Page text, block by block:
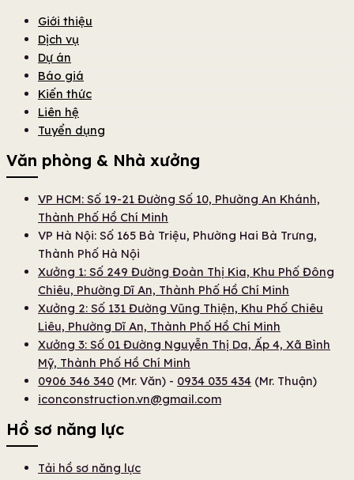
Giới thiệu
Dịch vụ
Dự án
Báo giá
Kiến thức
Liên hệ
Tuyển dụng
Văn phòng & Nhà xưởng
VP HCM: Số 19-21 Đường Số 10, Phường An Khánh,
Thành Phố Hồ Chí Minh
VP Hà Nội: Số 165 Bà Triệu, Phường Hai Bà Trưng,
Thành Phố Hà Nội
Xưởng 1: Số 249 Đường Đoàn Thị Kia, Khu Phố Đông
Chiêu, Phường Dĩ An, Thành Phố Hồ Chí Minh
Xưởng 2: Số 131 Đường Vũng Thiện, Khu Phố Chiêu
Liêu, Phường Dĩ An, Thành Phố Hồ Chí Minh
Xưởng 3: Số 01 Đường Nguyễn Thị Da, Ấp 4, Xã Bình
Mỹ, Thành Phố Hồ Chí Minh
0906 346 340 (Mr. Văn) - 0934 035 434 (Mr. Thuận)
iconconstruction.vn@gmail.com
Hồ sơ năng lực
Tải hồ sơ năng lực